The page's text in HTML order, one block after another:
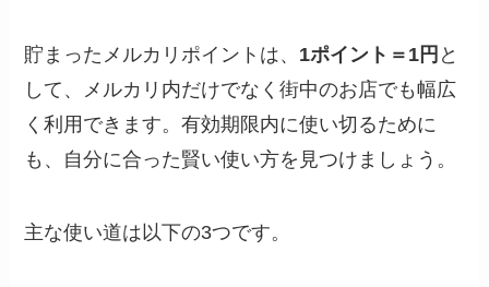
貯まったメルカリポイントは、 1ポイント＝1円 と
して、メルカリ内だけでなく街中のお店でも幅広
く利用できます。有効期限内に使い切るために
も、自分に合った賢い使い方を見つけましょう。
主な使い道は以下の3つです。